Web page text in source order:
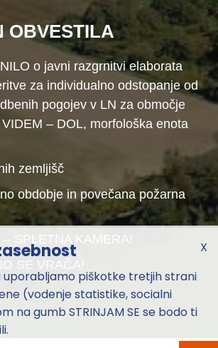
OBVESTILA
o javni razgrnitvi elaborata
za individualno odstopanje od
pogojev v LN za območje
– DOL, morfološka enota
zemljišč
obdobje in povečana požarna
SPLETNA KAMERA!
SE VRAČA!
X
uporabljamo piškotke tretjih strani
(vodenje statistike, socialni
na gumb STRINJAM SE se bodo ti